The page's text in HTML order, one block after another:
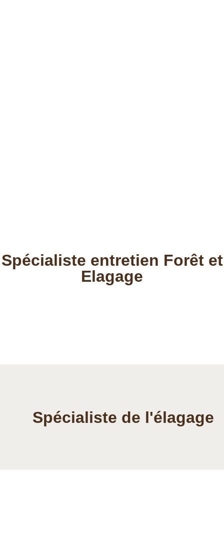
Spécialiste entretien Forêt et
Elagage
Spécialiste de l'élagage